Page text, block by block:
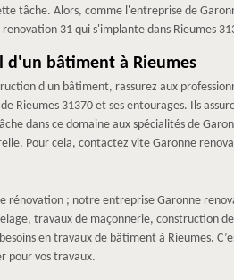
tâche. Alors, comme l'entreprise de
31 qui s'implante dans Rieumes
d'un bâtiment à Rieumes
d'un bâtiment, rassurez aux
Rieumes 31370 et ses entourages. Ils
dans ce domaine aux spécialités de
Pour cela, contactez vite Garonne
rénovation ; notre entreprise Garonne
travaux de maçonnerie, construction
en travaux de bâtiment à Rieumes.
pour vos travaux.